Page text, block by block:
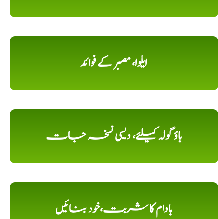
ایلوا، مصبر کے فوائد
باؤ گولہ کیلئے، دیسی نسخہ جات
بادام کا شربت،خود بنائیں